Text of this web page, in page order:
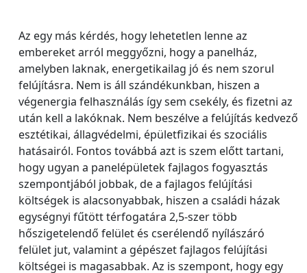
Az egy más kérdés, hogy lehetetlen lenne az
embereket arról meggyőzni, hogy a panelház,
amelyben laknak, energetikailag jó és nem szorul
felújításra. Nem is áll szándékunkban, hiszen a
végenergia felhasználás így sem csekély, és fizetni az
után kell a lakóknak. Nem beszélve a felújítás kedvező
esztétikai, állagvédelmi, épületfizikai és szociális
hatásairól. Fontos továbbá azt is szem előtt tartani,
hogy ugyan a panelépületek fajlagos fogyasztás
szempontjából jobbak, de a fajlagos felújítási
költségek is alacsonyabbak, hiszen a családi házak
egységnyi fűtött térfogatára 2,5-szer több
hőszigetelendő felület és cserélendő nyílászáró
felület jut, valamint a gépészet fajlagos felújítási
költségei is magasabbak. Az is szempont, hogy egy